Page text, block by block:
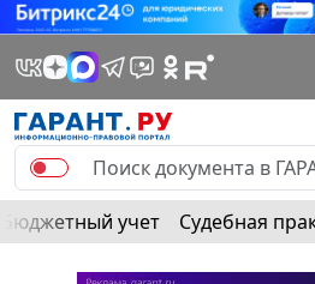
Бюджетный учет Судебная